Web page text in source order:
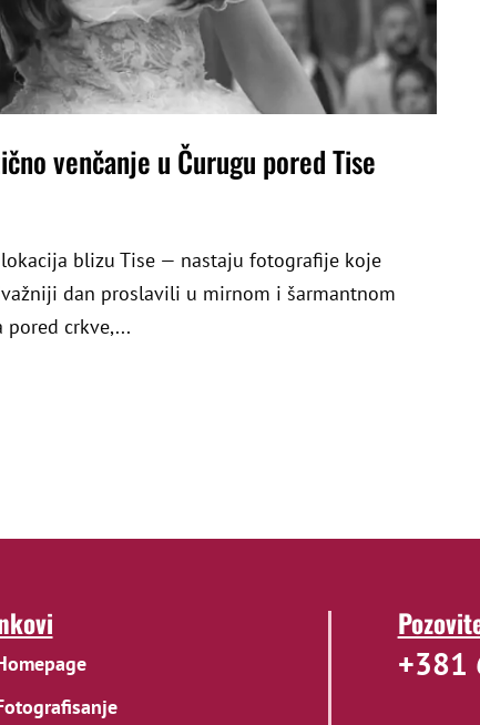
venčanje u Čurugu pored Tise
blizu Tise — nastaju fotografije koje
dan proslavili u mirnom i šarmantnom
pored crkve,...
+381